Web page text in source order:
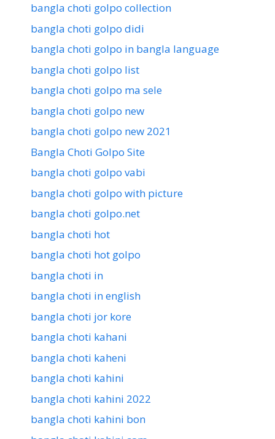
bangla choti golpo collection
bangla choti golpo didi
bangla choti golpo in bangla language
bangla choti golpo list
bangla choti golpo ma sele
bangla choti golpo new
bangla choti golpo new 2021
Bangla Choti Golpo Site
bangla choti golpo vabi
bangla choti golpo with picture
bangla choti golpo.net
bangla choti hot
bangla choti hot golpo
bangla choti in
bangla choti in english
bangla choti jor kore
bangla choti kahani
bangla choti kaheni
bangla choti kahini
bangla choti kahini 2022
bangla choti kahini bon